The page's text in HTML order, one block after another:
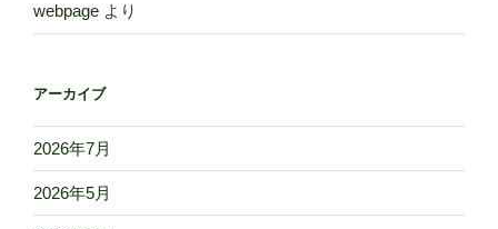
webpage より
アーカイブ
2026年7月
2026年5月